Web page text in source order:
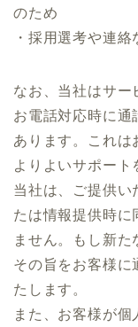
のため
・採用選考や連
なお、当社はサー
お電話対応時に通
あります。これは
よりよいサポート
当社は、ご提供い
たは情報提供時に
ません。もし新
その旨をお客様に
たします。
また、お客様が個